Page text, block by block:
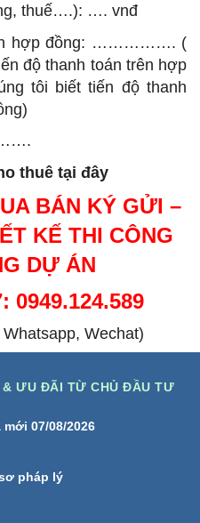
thuế….): …. vnđ
hợp đồng: ……………. (
độ thanh toán trên hợp
tôi biết tiến độ thanh
…….
thuê tại đây
BÁN KÝ GỬI –
KẾ THI CÔNG
DỰ ÁN
0949.124.589
Wechat)
& ƯU ĐÃI TỪ CHỦ ĐẦU TƯ
mới 07/08/2026
pháp lý